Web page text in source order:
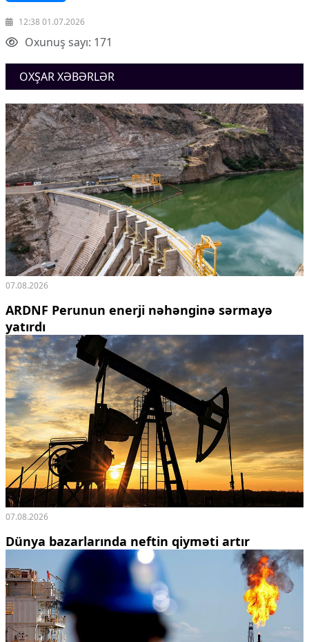
12:38 01.07.2026
Oxunuş sayı: 171
OXŞAR XƏBƏRLƏR
07.08.2026
ARDNF Perunun enerji nəhənginə sərmayə
yatırdı
07.08.2026
Dünya bazarlarında neftin qiyməti artır